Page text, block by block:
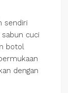
sendiri
cuci
botol
dengan